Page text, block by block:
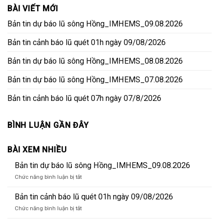
BÀI VIẾT MỚI
Bản tin dự báo lũ sông Hồng_IMHEMS_09.08.2026
Bản tin cảnh báo lũ quét 01h ngày 09/08/2026
Bản tin dự báo lũ sông Hồng_IMHEMS_08.08.2026
Bản tin dự báo lũ sông Hồng_IMHEMS_07.08.2026
Bản tin cảnh báo lũ quét 07h ngày 07/8/2026
BÌNH LUẬN GẦN ĐÂY
BÀI XEM NHIỀU
Bản tin dự báo lũ sông Hồng_IMHEMS_09.08.2026
Chức năng bình luận bị tắtở
tin
dự
báo
Bản tin cảnh báo lũ quét 01h ngày 09/08/2026
Chức năng bình luận bị tắtở